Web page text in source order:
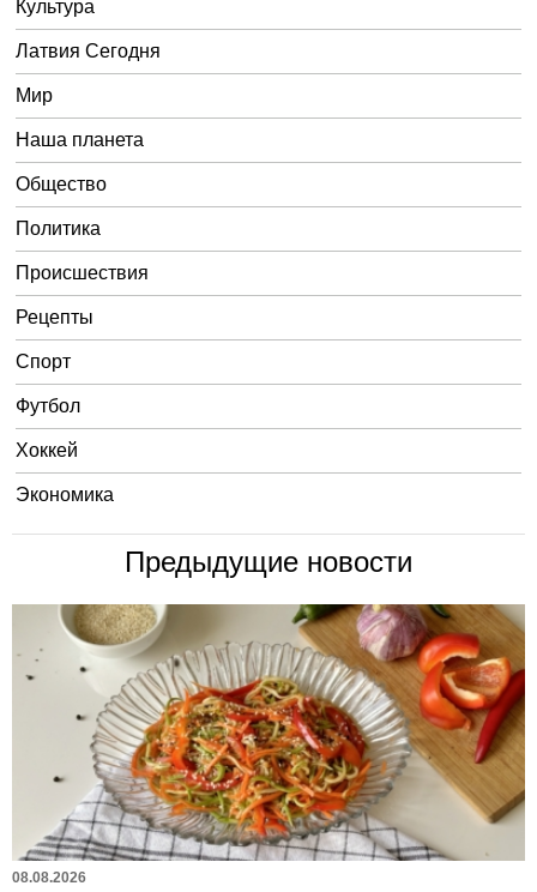
Культура
Латвия Сегодня
Мир
Наша планета
Общество
Политика
Происшествия
Рецепты
Спорт
Футбол
Хоккей
Экономика
Предыдущие новости
08.08.2026